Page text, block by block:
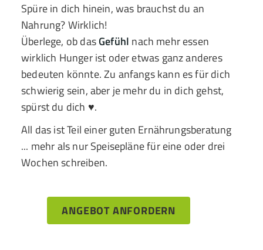
Spüre in dich hinein, was brauchst du an
Nahrung? Wirklich!
Überlege, ob dasGefühl nach mehr essen
wirklich Hunger ist oder etwas ganz anderes
bedeuten könnte. Zu anfangs kann es für dich
schwierig sein, aber je mehr du in dich gehst,
spürst du dich ♥.
All das ist Teil einer guten Ernährungsberatung
... mehr als nur Speisepläne für eine oder drei
Wochen schreiben.
ANGEBOT ANFORDERN